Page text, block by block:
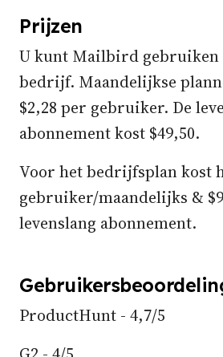
Prijzen
U kunt Mailbird
bedrijf. Maandelijkse
$2,28 per gebruiker. De
abonnement kost $49,50.
Voor het bedrijfsplan kost
gebruiker/maandelijks &
levenslang abonnement.
ProductHunt - 4,7/5